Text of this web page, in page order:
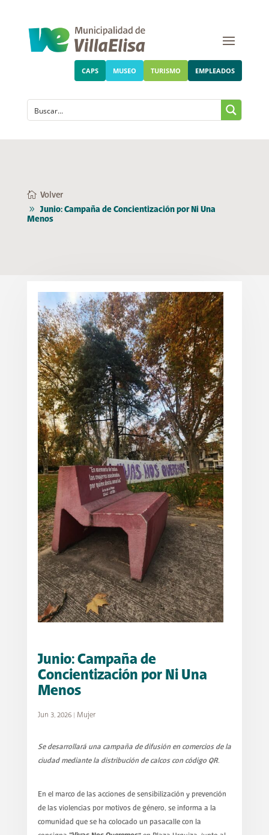
CAPS MUSEO TURISMO EMPLEADOS
Volver
Junio: Campaña de Concientización por Ni Una
Menos
Junio: Campaña de
Concientización por Ni Una
Menos
Jun 3, 2026| Mujer
Se desarrollará una campaña de difusión en comercios de la
ciudad mediante la distribución de calcos con código QR.
En el marco de las acciones de sensibilización y prevención
de las violencias por motivos de género, se informa a la
comunidad que se ha colocado un pasacalle con la